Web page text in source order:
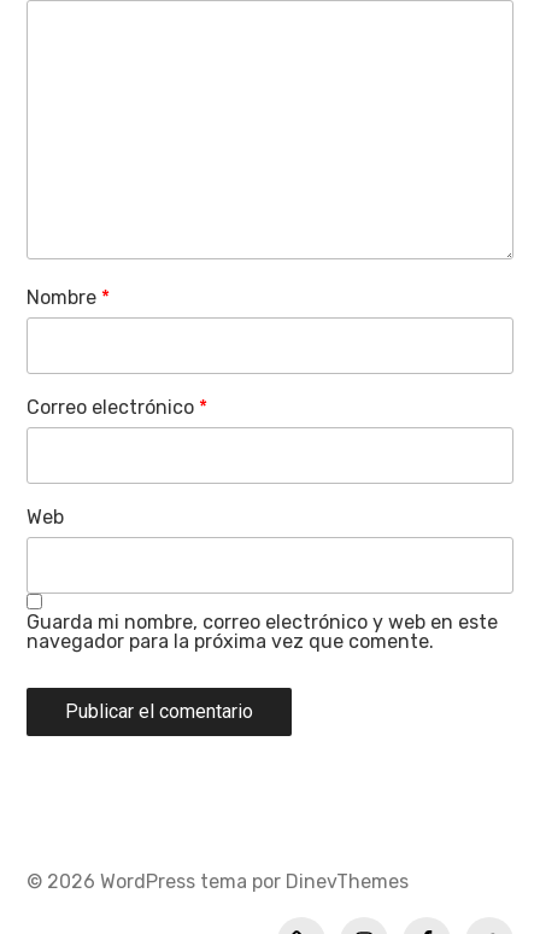
Nombre *
Correo electrónico *
Web
Guarda mi nombre, correo electrónico y web en este
navegador para la próxima vez que comente.
© 2026 WordPress tema por DinevThemes